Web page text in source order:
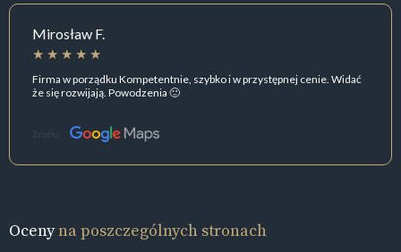
Mirosław F.
Firma w porządku Kompetentnie, szybko i w przystępnej cenie. Widać
że się rozwijają. Powodzenia 🙂
Źródło:
Ocenyna poszczególnych stronach